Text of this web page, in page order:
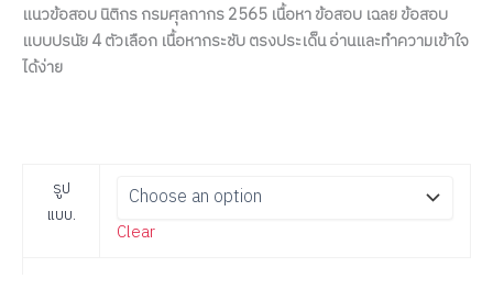
แนวข้อสอบ นิติกร กรมศุลกากร 2565 เนื้อหา ข้อสอบ เฉลย ข้อสอบ
แบบปรนัย 4 ตัวเลือก เนื้อหากระชับ ตรงประเด็น อ่านและทำความเข้าใจ
ได้ง่าย
รูป
แบบ.
Clear